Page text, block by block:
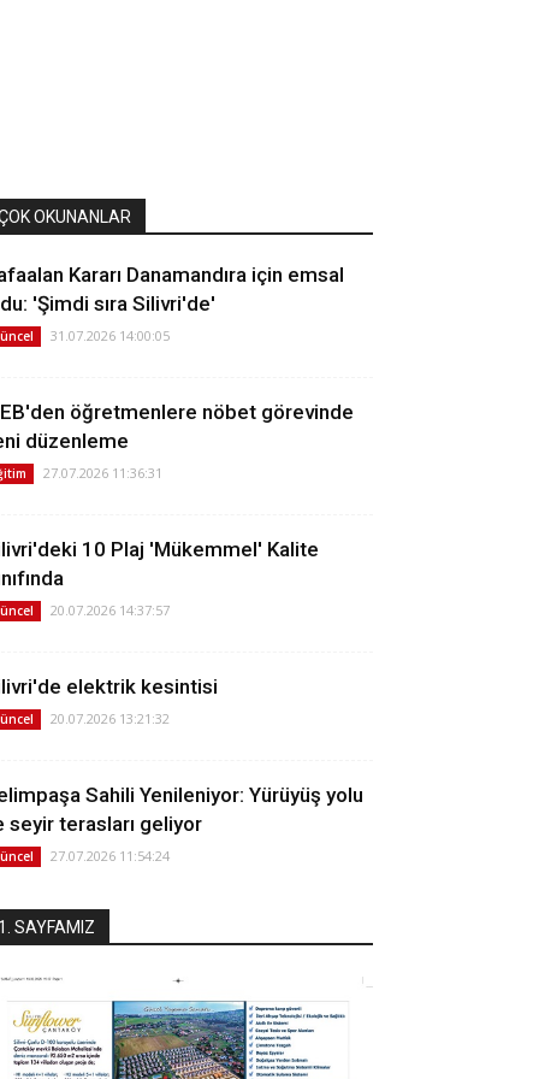
OKUNANLAR
Kararı Danamandıra için emsal
'Şimdi sıra Silivri'de'
31.07.2026 14:00:05
öğretmenlere nöbet görevinde
düzenleme
27.07.2026 11:36:31
10 Plaj 'Mükemmel' Kalite
20.07.2026 14:37:57
elektrik kesintisi
20.07.2026 13:21:32
Sahili Yenileniyor: Yürüyüş yolu
seyir terasları geliyor
27.07.2026 11:54:24
1. SAYFAMIZ